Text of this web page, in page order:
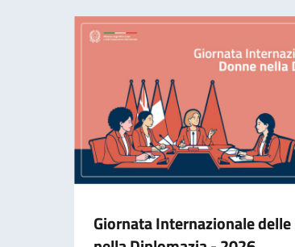
Giornata Internazionale